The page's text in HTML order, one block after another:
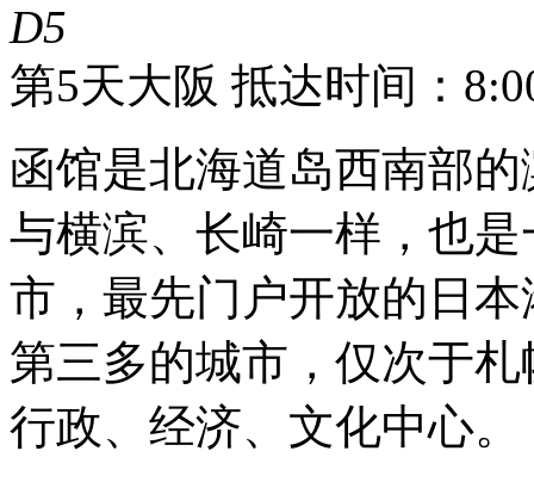
D5
第5天大阪 抵达时间：
函馆是北海道岛西南部
与横滨、长崎一样，也
市，最先门户开放的日
第三多的城市，仅次于
行政、经济、文化中心。